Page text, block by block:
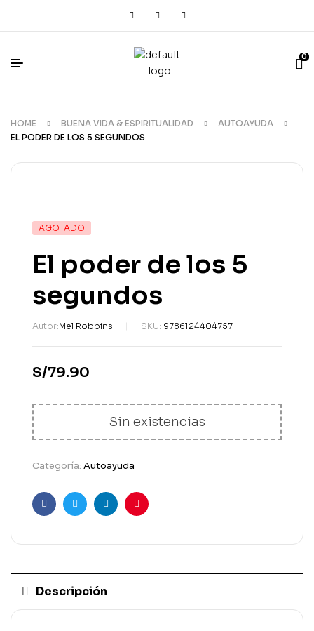
0
HOME BUENA VIDA & ESPIRITUALIDAD
AUTOAYUDA
EL PODER DE LOS 5 SEGUNDOS
AGOTADO
El poder de los 5
segundos
Autor:Mel Robbins SKU: 9786124404757
S/79.90
Sin existencias
Categoría: Autoayuda
FacebookGorjeoLinkedInPinterest
Descripción